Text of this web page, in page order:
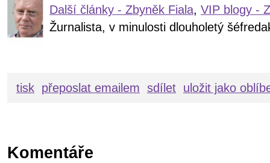
Další články - Zbyněk Fiala, VIP blogy -
Žurnalista, v minulosti dlouholetý
tisk přeposlat emailem sdílet uložit jako
Komentáře